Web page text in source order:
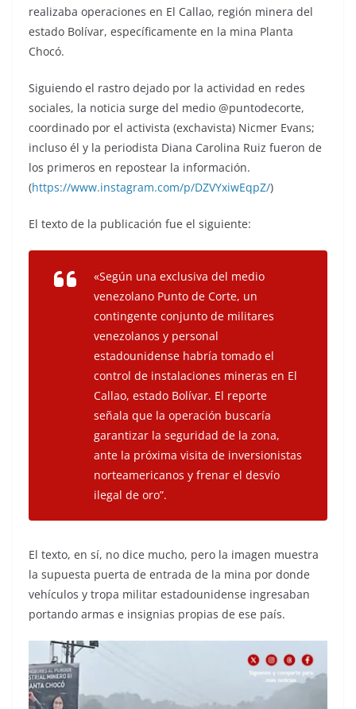
realizaba operaciones en El Callao, región minera del
estado Bolívar, específicamente en la mina Planta
Chocó.
Siguiendo el rastro dejado por la actividad en redes
sociales, la noticia surge del medio @puntodecorte,
coordinado por el activista (exchavista) Nicmer Evans;
incluso él y la periodista Diana Carolina Ruiz fueron de
los primeros en repostear la información.
(https://www.instagram.com/p/DZVYxiwEqpZ/)
El texto de la publicación fue el siguiente:
«Según una exclusiva del medio
venezolano Punto de Corte, un
contingente conjunto de militares
venezolanos y personal
estadounidense habría tomado el
control de instalaciones mineras en El
Callao, estado Bolívar. El reporte
señala que la operación buscaría
garantizar la seguridad de la zona,
ante la próxima visita de inversionistas
norteamericanos y frenar el desvío
ilegal de oro”.
El texto, en sí, no dice mucho, pero la imagen muestra
la supuesta puerta de entrada de la mina por donde
vehículos y tropa militar estadounidense ingresaban
portando armas e insignias propias de ese país.